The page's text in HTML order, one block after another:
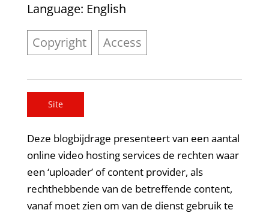
Language: English
Copyright Access
Site
Deze blogbijdrage presenteert van een aantal
online video hosting services de rechten waar
een ‘uploader’ of content provider, als
rechthebbende van de betreffende content,
vanaf moet zien om van de dienst gebruik te